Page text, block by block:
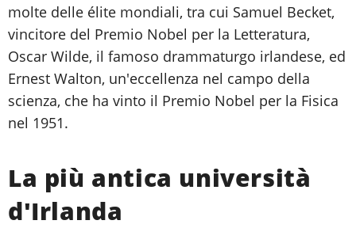
molte delle élite mondiali, tra cui Samuel Becket,
vincitore del Premio Nobel per la Letteratura,
Oscar Wilde, il famoso drammaturgo irlandese, ed
Ernest Walton, un'eccellenza nel campo della
scienza, che ha vinto il Premio Nobel per la Fisica
nel 1951.
La più antica università
d'Irlanda